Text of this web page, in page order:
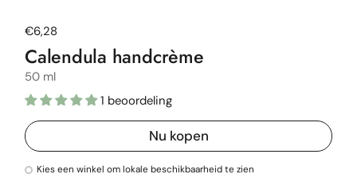
Normale prijs
€6,28
Calendula handcrème
50 ml
1 beoordeling
Nu kopen
Kies een winkel om lokale beschikbaarheid te zien